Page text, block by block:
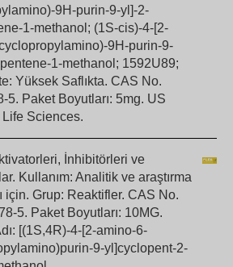
9H-purin-9-yl]-2-
1-methanol; (1S-cis)-4-[2-
9H-purin-9-
1-methanol; 1592U89;
Yüksek Saflıkta. CAS No.
5. Paket Boyutları: 5mg. US
Sciences.
İnhibitörleri ve
Kullanım: Analitik ve araştırma
için. Grup: Reaktifler. CAS No.
5. Paket Boyutları: 10MG.
[(1S,4R)-4-[2-amino-6-
9-yl]cyclopent-2-